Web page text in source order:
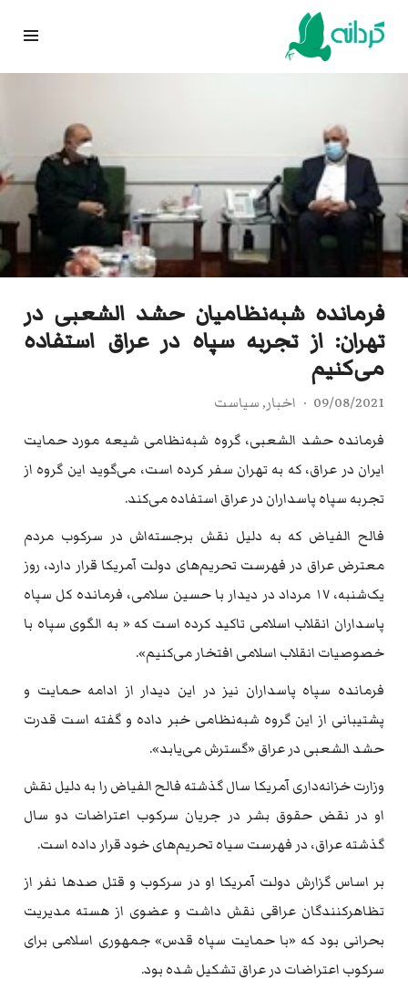
Skip
content
فرمانده شبه‌نظامیان حشد الشعبی در
تهران: از تجربه سپاه در عراق استفاده
می‌کنیم
09/08/2021 اخبار, سیاست
فرمانده حشد الشعبی، گروه شبه‌نظامی شیعه مورد حمایت
ایران در عراق، که به تهران سفر کرده است، می‌گوید این گروه از
تجربه سپاه پاسداران در عراق استفاده می‌کند.
فالح الفیاض که به دلیل نقش برجسته‌اش در سرکوب مردم
معترض عراق در فهرست تحریم‌های دولت آمریکا قرار دارد، روز
یک‌شنبه، ۱۷ مرداد در دیدار با حسین سلامی، فرمانده کل سپاه
پاسداران انقلاب اسلامی تاکید کرده است که « به الگوی سپاه با
خصوصیات انقلاب اسلامی افتخار می‌کنیم».
فرمانده سپاه پاسداران نیز در این دیدار از ادامه حمایت و
پشتیبانی از این گروه شبه‌نظامی خبر داده و گفته است قدرت
حشد الشعبی در عراق «گسترش می‌یابد».
وزارت خزانه‌داری آمریکا سال گذشته فالح الفیاض را به دلیل نقش
او در نقض حقوق بشر در جریان سرکوب اعتراضات دو سال
گذشته عراق، در فهرست سیاه تحریم‌های خود قرار داده است.
بر اساس گزارش دولت آمریکا او در سرکوب و قتل صدها نفر از
تظاهرکنندگان عراقی نقش داشت و عضوی از هسته مدیریت
بحرانی بود که «با حمایت سپاه قدس» جمهوری اسلامی برای
سرکوب اعتراضات در عراق تشکیل شده بود.